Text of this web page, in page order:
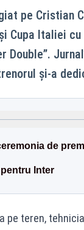
pe Cristian
Cupa Italiei
Double”.
și-a
de
Inter
pe teren,